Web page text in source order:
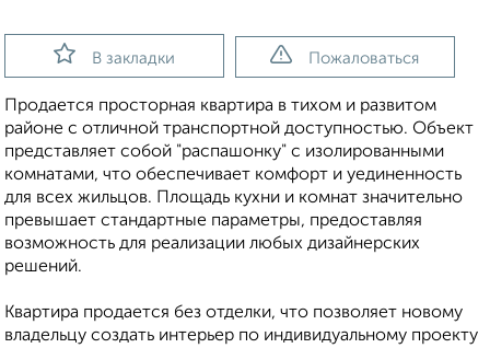
В закладки Пожаловаться
Продается просторная квартира в тихом и развитом
районе с отличной транспортной доступностью. Объект
представляет собой "распашонку" с изолированными
комнатами, что обеспечивает комфорт и уединенность
для всех жильцов. Площадь кухни и комнат значительно
превышает стандартные параметры, предоставляя
возможность для реализации любых дизайнерских
решений.
Квартира продается без отделки, что позволяет новому
владельцу создать интерьер по индивидуальному проекту